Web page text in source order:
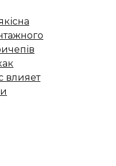
влияет